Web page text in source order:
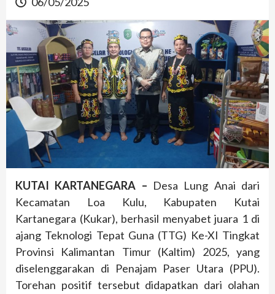
KUTAI KARTANEGARA – Desa Lung Anai dari
Kecamatan Loa Kulu, Kabupaten Kutai
Kartanegara (Kukar), berhasil menyabet juara 1 di
ajang Teknologi Tepat Guna (TTG) Ke-XI Tingkat
Provinsi Kalimantan Timur (Kaltim) 2025, yang
diselenggarakan di Penajam Paser Utara (PPU).
Torehan positif tersebut didapatkan dari olahan